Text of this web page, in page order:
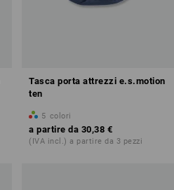
Tasca porta attrezzi e.s.motion
ten
5 colori
a partire da 30,38 €
(IVA incl.) a partire da 3 pezzi